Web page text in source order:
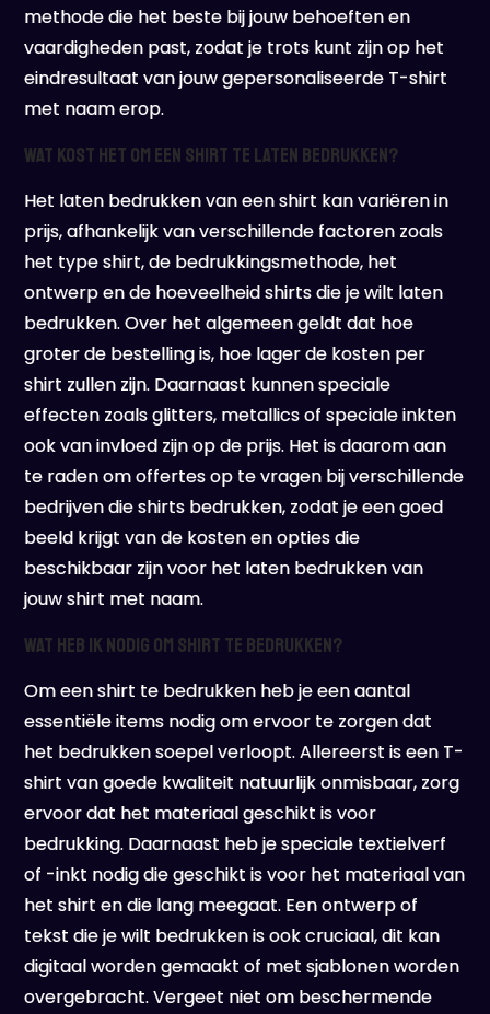
methode die het beste bij jouw behoeften en
vaardigheden past, zodat je trots kunt zijn op het
eindresultaat van jouw gepersonaliseerde T-shirt
met naam erop.
Wat kost het om een shirt te laten bedrukken?
Het laten bedrukken van een shirt kan variëren in
prijs, afhankelijk van verschillende factoren zoals
het type shirt, de bedrukkingsmethode, het
ontwerp en de hoeveelheid shirts die je wilt laten
bedrukken. Over het algemeen geldt dat hoe
groter de bestelling is, hoe lager de kosten per
shirt zullen zijn. Daarnaast kunnen speciale
effecten zoals glitters, metallics of speciale inkten
ook van invloed zijn op de prijs. Het is daarom aan
te raden om offertes op te vragen bij verschillende
bedrijven die shirts bedrukken, zodat je een goed
beeld krijgt van de kosten en opties die
beschikbaar zijn voor het laten bedrukken van
jouw shirt met naam.
Wat heb ik nodig om shirt te bedrukken?
Om een shirt te bedrukken heb je een aantal
essentiële items nodig om ervoor te zorgen dat
het bedrukken soepel verloopt. Allereerst is een T-
shirt van goede kwaliteit natuurlijk onmisbaar, zorg
ervoor dat het materiaal geschikt is voor
bedrukking. Daarnaast heb je speciale textielverf
of -inkt nodig die geschikt is voor het materiaal van
het shirt en die lang meegaat. Een ontwerp of
tekst die je wilt bedrukken is ook cruciaal, dit kan
digitaal worden gemaakt of met sjablonen worden
overgebracht. Vergeet niet om beschermende